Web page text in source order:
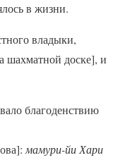
в жизни.
владыки,
шахматной доске], и
благоденствию
мамури-йи Хари